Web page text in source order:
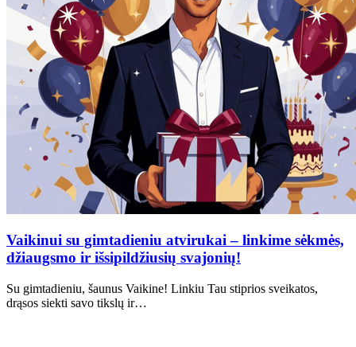
Vaikinui su gimtadieniu atvirukai – linkime sėkmės,
džiaugsmo ir išsipildžiusių svajonių!
Su gimtadieniu, šaunus Vaikine! Linkiu Tau stiprios sveikatos,
drąsos siekti savo tikslų ir…